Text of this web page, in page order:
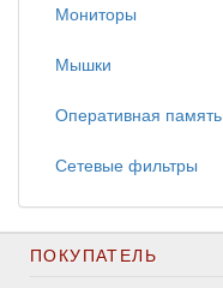
Мониторы
Мышки
Оперативная память
Сетевые фильтры
ПОКУПАТЕЛЬ